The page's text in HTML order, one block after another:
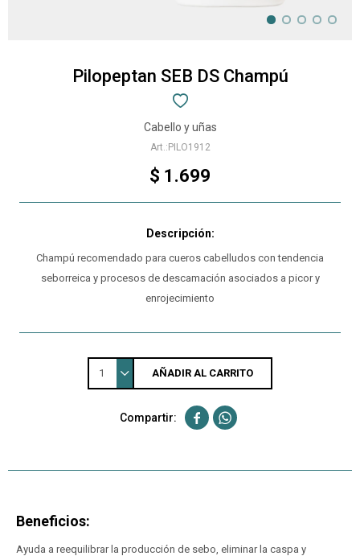
Pilopeptan SEB DS Champú
Cabello y uñas
PILO1912
$ 1.699
Champú recomendado para cueros cabelludos con tendencia
seborreica y procesos de descamación asociados a picor y
enrojecimiento
1 AÑADIR AL CARRITO
 
Beneficios:
Ayuda a reequilibrar la producción de sebo, eliminar la caspa y